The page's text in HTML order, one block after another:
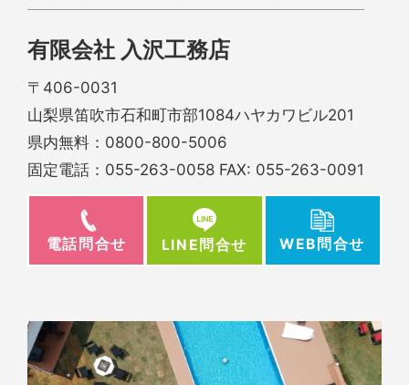
有限会社 入沢工務店
〒406-0031
山梨県笛吹市石和町市部1084ハヤカワビル201
県内無料： 0800-800-5006
固定電話： 055-263-0058 FAX: 055-263-0091
電話問合せ LINE問合せ WEB問合せ